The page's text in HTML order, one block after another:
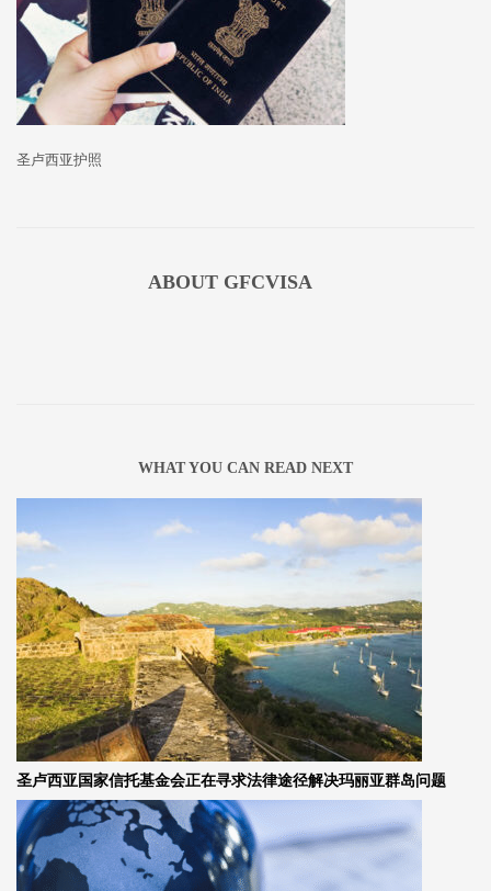
圣卢西亚护照
ABOUT GFCVISA
WHAT YOU CAN READ NEXT
圣卢西亚国家信托基金会正在寻求法律途径解决玛丽亚群岛问题